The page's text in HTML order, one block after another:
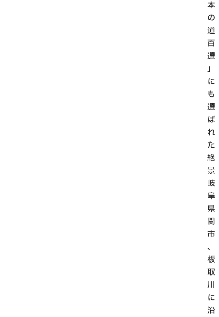
本
の
道
百
選
」
に
も
選
ば
れ
た
絶
景
岐
阜
県
関
市
、
板
取
川
に
沿